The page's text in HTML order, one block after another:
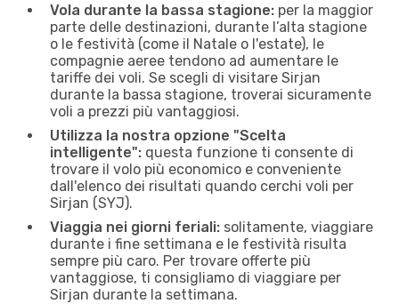
Vola durante la bassa stagione: per la maggior
parte delle destinazioni, durante l’alta stagione
o le festività (come il Natale o l'estate), le
compagnie aeree tendono ad aumentare le
tariffe dei voli. Se scegli di visitare Sirjan
durante la bassa stagione, troverai sicuramente
voli a prezzi più vantaggiosi.
Utilizza la nostra opzione "Scelta
intelligente": questa funzione ti consente di
trovare il volo più economico e conveniente
dall'elenco dei risultati quando cerchi voli per
Sirjan (SYJ).
Viaggia nei giorni feriali: solitamente, viaggiare
durante i fine settimana e le festività risulta
sempre più caro. Per trovare offerte più
vantaggiose, ti consigliamo di viaggiare per
Sirjan durante la settimana.